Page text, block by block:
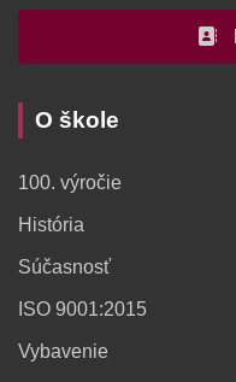
O škole
100. výročie
História
Súčasnosť
ISO 9001:2015
Vybavenie